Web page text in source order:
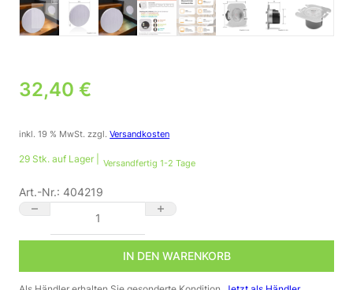
32,40 €
inkl. 19 % MwSt. zzgl.Versandkosten
29 Stk. auf Lager | Versandfertig 1-2 Tage
Art.-Nr.: 404219
⭐🌧️ Treppenstufenbeleuchtung außen 68mm – rund, Alu-
IN DEN WARENKORB